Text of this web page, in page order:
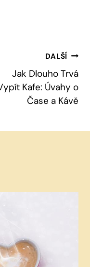
DALŠÍ
Jak Dlouho Trvá
Kafe: Úvahy o
Čase a Kávě